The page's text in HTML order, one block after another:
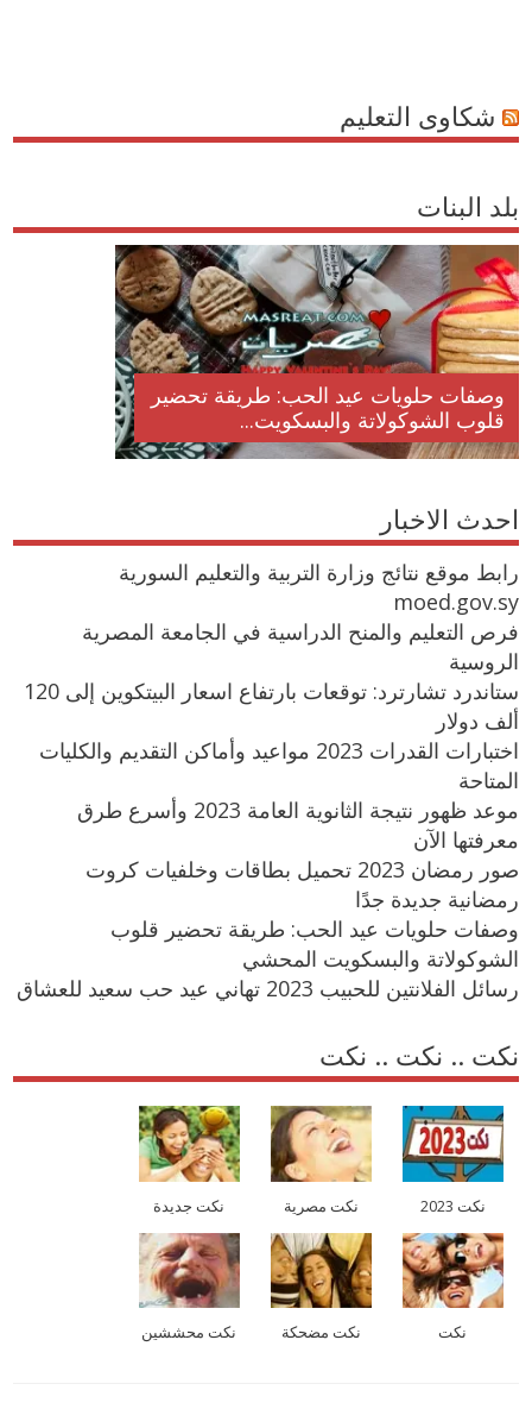
شكاوى التعليم
بلد البنات
وصفات حلويات عيد الحب: طريقة تحضير
قلوب الشوكولاتة والبسكويت...
احدث الاخبار
رابط موقع نتائج وزارة التربية والتعليم السورية
moed.gov.sy
فرص التعليم والمنح الدراسية في الجامعة المصرية
الروسية
ستاندرد تشارترد: توقعات بارتفاع اسعار البيتكوين إلى 120
ألف دولار
اختبارات القدرات 2023 مواعيد وأماكن التقديم والكليات
المتاحة
موعد ظهور نتيجة الثانوية العامة 2023 وأسرع طرق
معرفتها الآن
صور رمضان 2023 تحميل بطاقات وخلفيات كروت
رمضانية جديدة جدًا
وصفات حلويات عيد الحب: طريقة تحضير قلوب
الشوكولاتة والبسكويت المحشي
رسائل الفلانتين للحبيب 2023 تهاني عيد حب سعيد للعشاق
نكت .. نكت .. نكت
نكت 2023 نكت مصرية نكت جديدة
نكت نكت مضحكة نكت محششين